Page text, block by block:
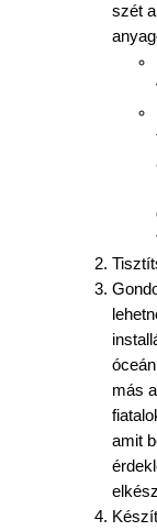
szét
más
amit